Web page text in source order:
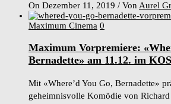
On Dezember 11, 2019 / Von Aurel
Maximum Cinema 0
Maximum Vorpremiere:
Bernadette» am 11.12. im
Mit «Where’d You Go, Bernadette»
geheimnisvolle Komödie von